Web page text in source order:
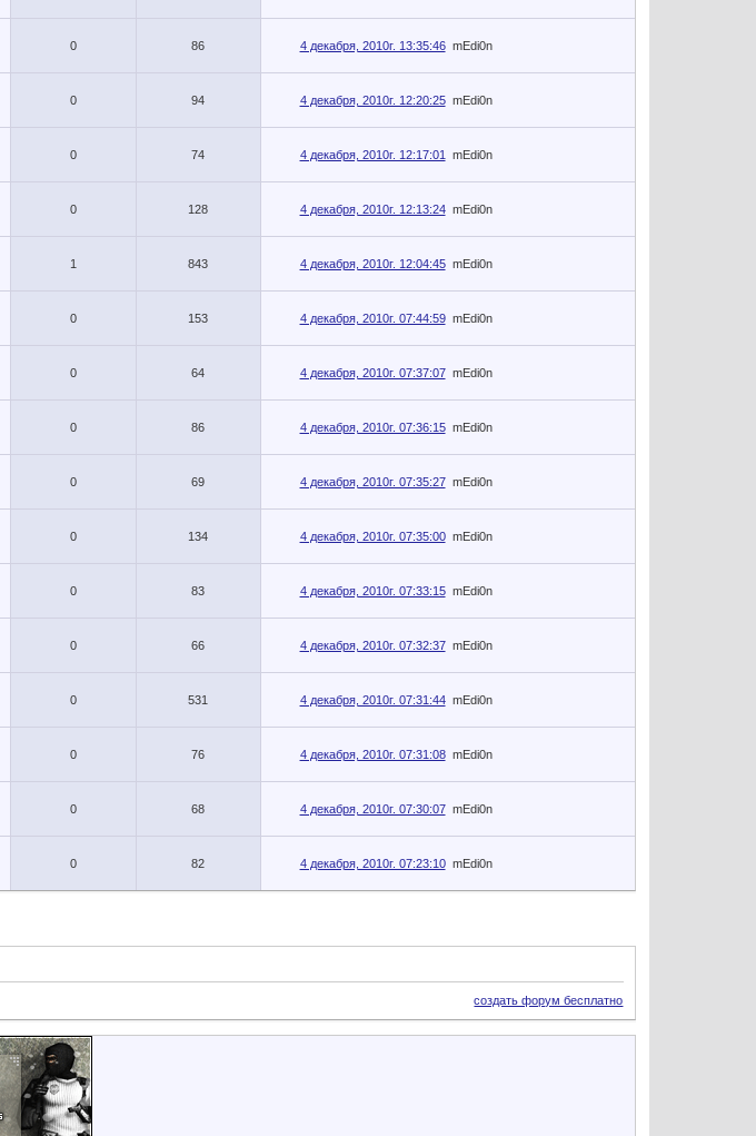
0
86 4 декабря, 2010г. 13:35:46 mEdi0n
0
94 4 декабря, 2010г. 12:20:25 mEdi0n
0
74 4 декабря, 2010г. 12:17:01 mEdi0n
0
128 4 декабря, 2010г. 12:13:24 mEdi0n
1
843 4 декабря, 2010г. 12:04:45 mEdi0n
0
153 4 декабря, 2010г. 07:44:59 mEdi0n
0
64 4 декабря, 2010г. 07:37:07 mEdi0n
0
86 4 декабря, 2010г. 07:36:15 mEdi0n
0
69 4 декабря, 2010г. 07:35:27 mEdi0n
0
134 4 декабря, 2010г. 07:35:00 mEdi0n
0
83 4 декабря, 2010г. 07:33:15 mEdi0n
0
66 4 декабря, 2010г. 07:32:37 mEdi0n
0
531 4 декабря, 2010г. 07:31:44 mEdi0n
0
76 4 декабря, 2010г. 07:31:08 mEdi0n
0
68 4 декабря, 2010г. 07:30:07 mEdi0n
0
82 4 декабря, 2010г. 07:23:10 mEdi0n
создать форум бесплатно